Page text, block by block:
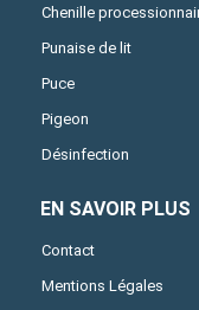
Chenille
Punaise de lit
Puce
Pigeon
Désinfection
EN SAVOIR PLUS
Contact
Mentions Légales